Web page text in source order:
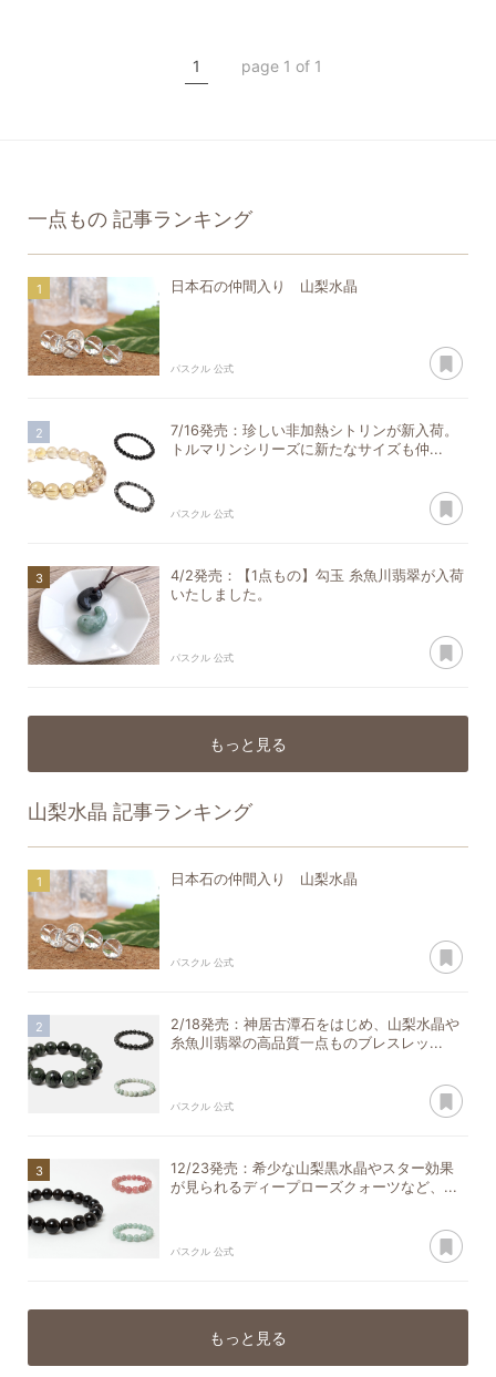
1 page 1 of 1
一点もの 記事ランキング
日本石の仲間入り 山梨水晶
パスクル 公式
7/16発売：珍しい非加熱シトリンが新入荷。
トルマリンシリーズに新たなサイズも仲...
パスクル 公式
4/2発売：【1点もの】勾玉 糸魚川翡翠が入荷
いたしました。
パスクル 公式
もっと見る
山梨水晶 記事ランキング
日本石の仲間入り 山梨水晶
パスクル 公式
2/18発売：神居古潭石をはじめ、山梨水晶や
糸魚川翡翠の高品質一点ものブレスレッ...
パスクル 公式
12/23発売：希少な山梨黒水晶やスター効果
が見られるディープローズクォーツなど、...
パスクル 公式
もっと見る